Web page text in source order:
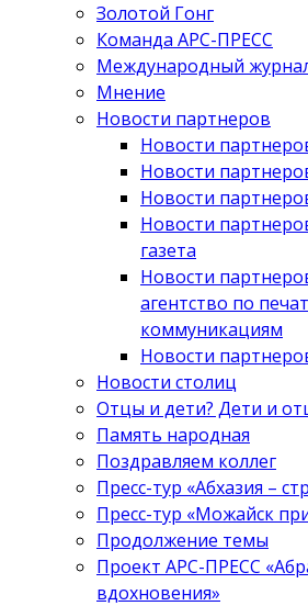
Золотой Гонг
Команда АРС-ПРЕСС
Международный
Мнение
Новости партнеров
Новости
Новости
Новости
Новости
газета
Новости
агентство по
коммуникациям
Новости
Новости столиц
Отцы и дети? Дети и
Память народная
Поздравляем коллег
Пресс-тур «Абхазия –
Пресс-тур «Можайск
Продолжение темы
Проект АРС-ПРЕСС
вдохновения»